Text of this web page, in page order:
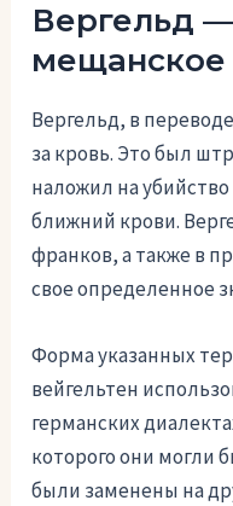
Вергельд
мещанское
Вергельд, в
за кровь. Это был
наложил на
ближний крови.
франков, а также в
свое определенное
Форма указанных
вейгельтен
германских
которого они могли
были заменены на